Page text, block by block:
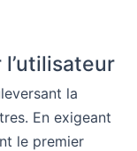
la
En exigeant
le premier